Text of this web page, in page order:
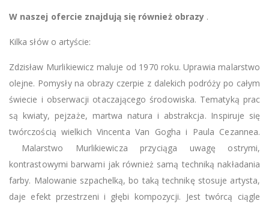
W naszej ofercie znajdują się również obrazy .
Kilka słów o artyście:
Zdzisław Murlikiewicz maluje od 1970 roku. Uprawia malarstwo
olejne. Pomysły na obrazy czerpie z dalekich podróży po całym
świecie i obserwacji otaczającego środowiska. Tematyką prac
są kwiaty, pejzaże, martwa natura i abstrakcja. Inspiruje się
twórczością wielkich Vincenta Van Gogha i Paula Cezannea.
Malarstwo Murlikiewicza przyciąga uwagę ostrymi,
kontrastowymi barwami jak również samą techniką nakładania
farby. Malowanie szpachelką, bo taką technikę stosuje artysta,
daje efekt przestrzeni i głębi kompozycji. Jest twórcą ciągle